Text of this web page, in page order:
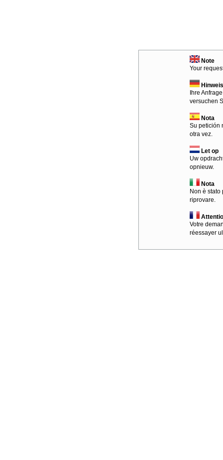
Note
Your
Hinweis
Ihre
versuchen
Nota
Su petición
otra vez.
Let op
Uw
opnieuw.
Nota
Non è
riprovare.
Votre
réessayer